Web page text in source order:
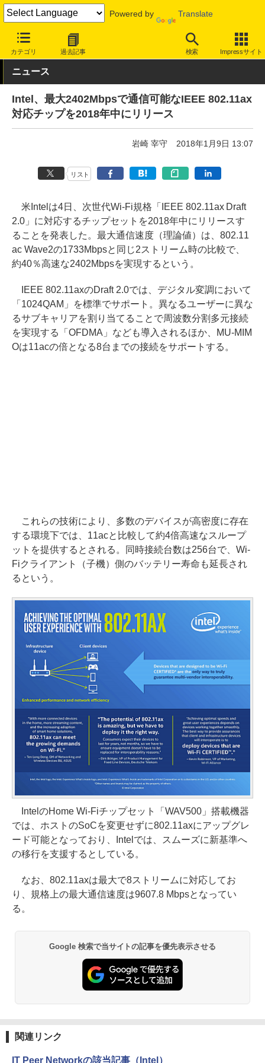
Powered by Translate
カテゴリ 過去記事 検索 Impressサイト
INTERNET Watch ハードウェア 無線LAN
ニュース
Intel、最大2402Mbpsで通信可能なIEEE 802.11ax
対応チップを2018年中にリリース
岩崎 宰守 2018年1月9日 13:07
リスト
米Intelは4日、次世代Wi-Fi規格「IEEE 802.11ax Draft
2.0」に対応するチップセットを2018年中にリリースす
ることを発表した。最大通信速度（理論値）は、802.11
ac Wave2の1733Mbpsと同じ2ストリーム時の比較で、
約40％高速な2402Mbpsを実現するという。
IEEE 802.11axのDraft 2.0では、デジタル変調において
「1024QAM」を標準でサポート。異なるユーザーに異な
るサブキャリアを割り当てることで周波数分割多元接続
を実現する「OFDMA」なども導入されるほか、MU-MIM
Oは11acの倍となる8台までの接続をサポートする。
これらの技術により、多数のデバイスが高密度に存在
する環境下では、11acと比較して約4倍高速なスループ
ットを提供するとされる。同時接続台数は256台で、Wi-
Fiクライアント（子機）側のバッテリー寿命も延長され
るという。
IntelのHome Wi-Fiチップセット「WAV500」搭載機器
では、ホストのSoCを変更せずに802.11axにアップグレ
ード可能となっており、Intelでは、スムーズに新基準へ
の移行を支援するとしている。
なお、802.11axは最大で8ストリームに対応してお
り、規格上の最大通信速度は9607.8 Mbpsとなってい
る。
Google 検索で当サイトの記事を優先表示させる
関連リンク
IT Peer Networkの該当記事（Intel）